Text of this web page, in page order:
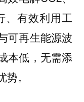
、有效利用工
可再生能源波
本低，无需添
。